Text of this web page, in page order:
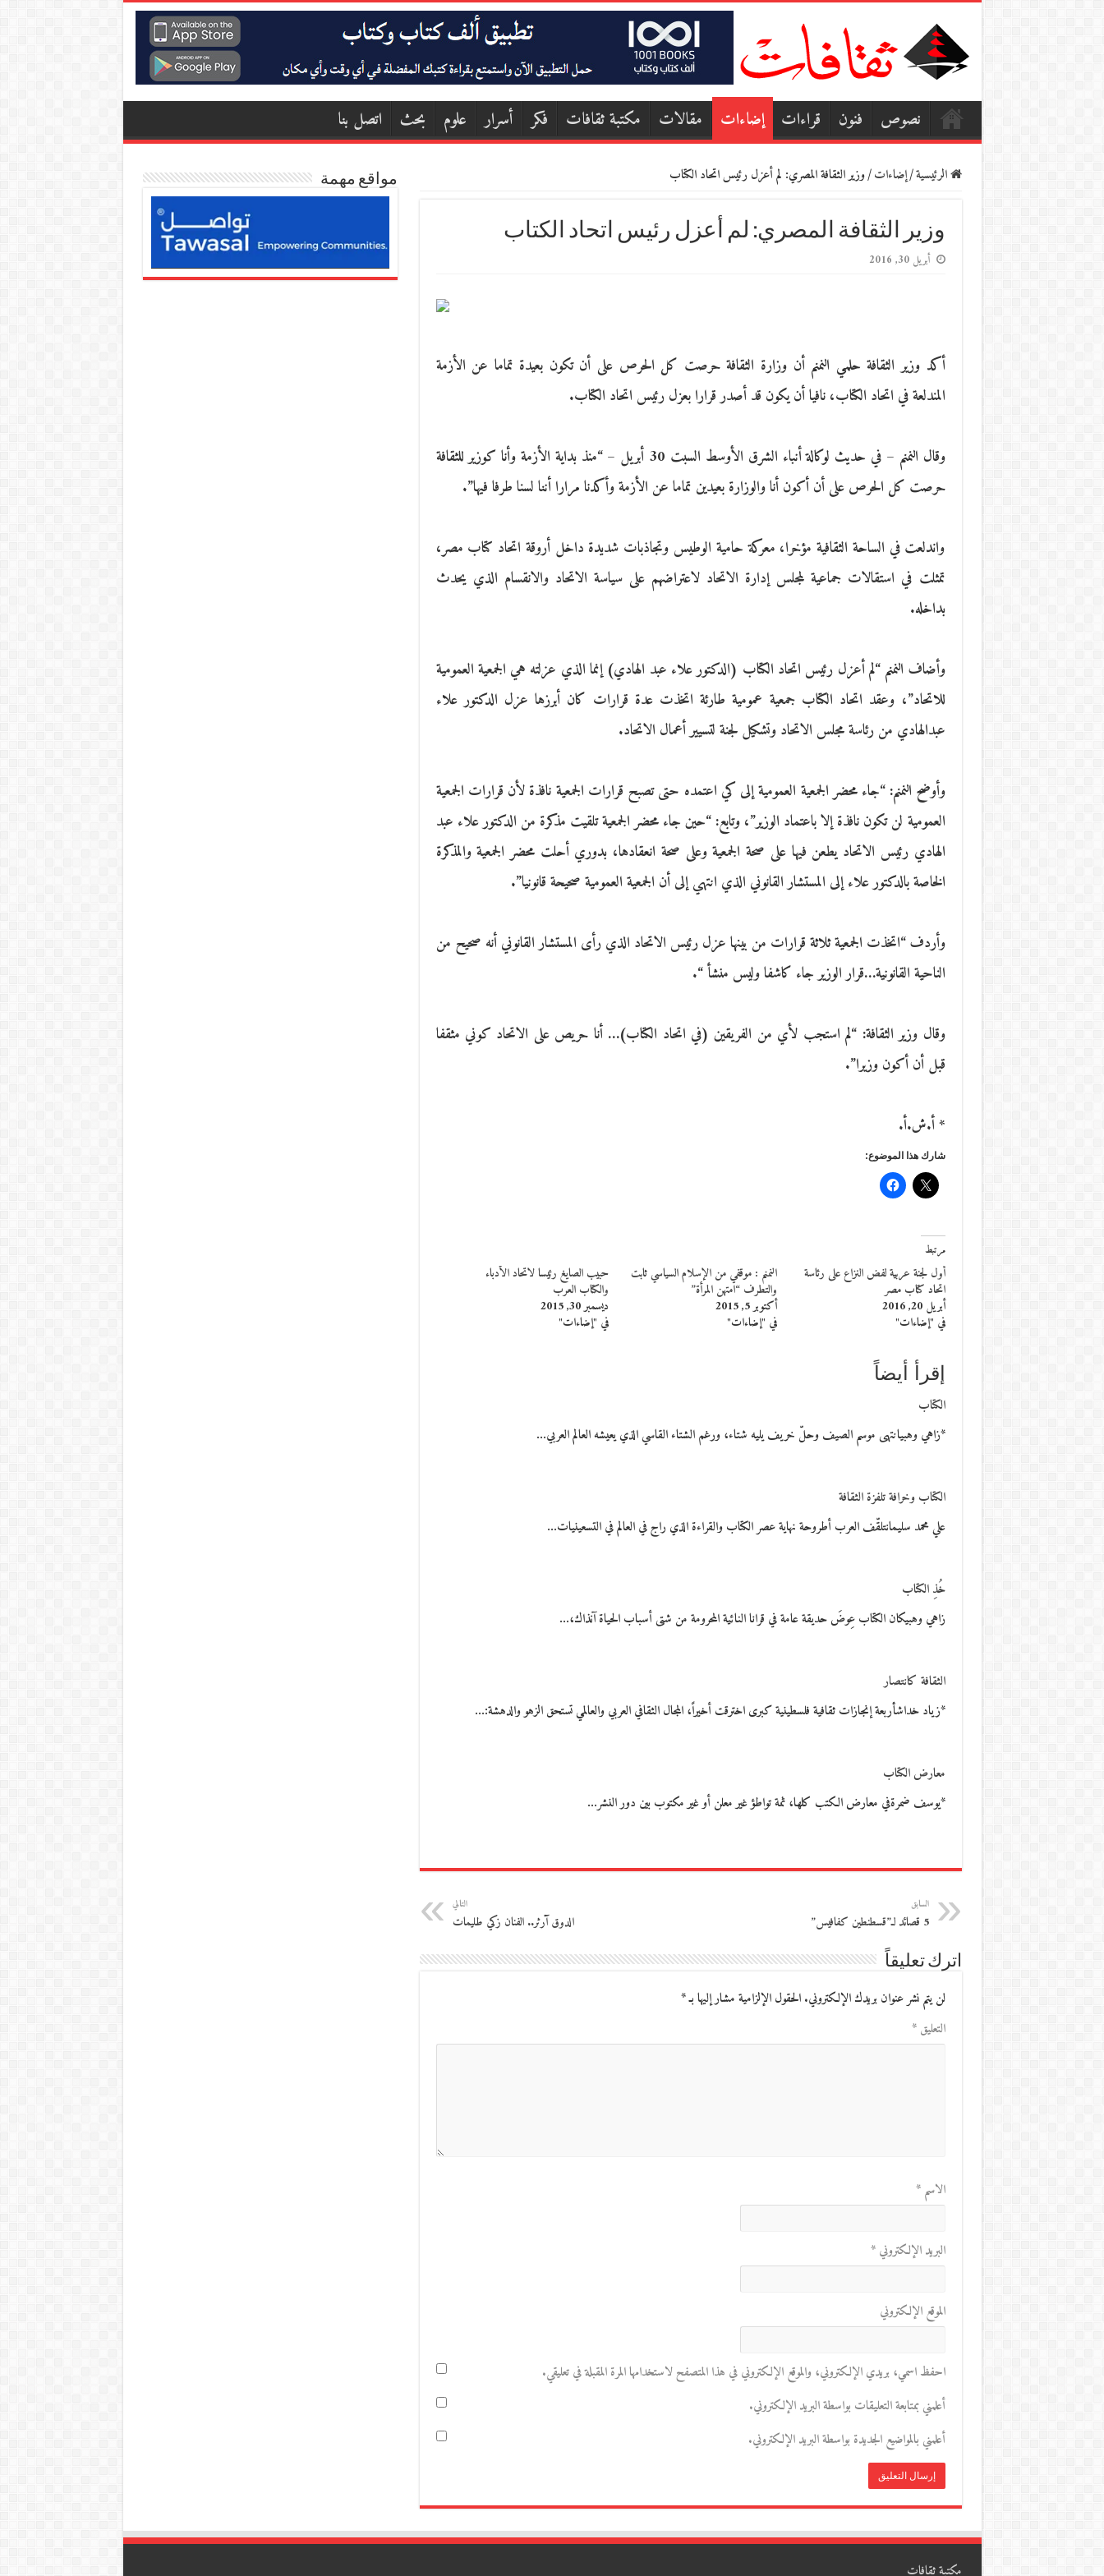
نصوص فنون قراءات إضاءات مقالات مكتبة ثقافات فكر أسرار علوم بحث اتصل بنا
الرئيسية/إضاءات/وزير الثقافة المصري: لم أعزل رئيس اتحاد الكتاب
وزير الثقافة المصري: لم أعزل رئيس اتحاد الكتاب
أبريل 30, 2016
أكد وزير الثقافة حلمي النمنم أن وزارة الثقافة حرصت كل الحرص على أن تكون بعيدة تماما عن الأزمة
المندلعة في اتحاد الكتاب، نافيا أن يكون قد أصدر قرارا بعزل رئيس اتحاد الكتاب.
وقال النمنم – في حديث لوكالة أنباء الشرق الأوسط السبت 30 أبريل – “منذ بداية الأزمة وأنا كوزير للثقافة
حرصت كل الحرص على أن أكون أنا والوزارة بعيدين تماما عن الأزمة وأكدنا مرارا أننا لسنا طرفا فيها”.
واندلعت في الساحة الثقافية مؤخرا، معركة حامية الوطيس وتجاذبات شديدة داخل أروقة اتحاد كتاب مصر،
تمثلت في استقالات جماعية لمجلس إدارة الاتحاد لاعتراضهم على سياسة الاتحاد والانقسام الذي يحدث
بداخله.
وأضاف النمنم “لم أعزل رئيس اتحاد الكتاب (الدكتور علاء عبد الهادي) إنما الذي عزلته هي الجمعية العمومية
للاتحاد”، وعقد اتحاد الكتاب جمعية عمومية طارئة اتخذت عدة قرارات كان أبرزها عزل الدكتور علاء
عبدالهادي من رئاسة مجلس الاتحاد وتشكيل لجنة لتسيير أعمال الاتحاد.
وأوضح النمنم: “جاء محضر الجمعية العمومية إلى كي اعتمده حتى تصبح قرارات الجمعية نافذة لأن قرارات الجمعية
العمومية لن تكون نافذة إلا باعتماد الوزير”، وتابع: “حين جاء محضر الجمعية تلقيت مذكرة من الدكتور علاء عبد
الهادي رئيس الاتحاد يطعن فيها على صحة الجمعية وعلى صحة انعقادها، بدوري أحلت محضر الجمعية والمذكرة
الخاصة بالدكتور علاء إلى المستشار القانوني الذي انتهي إلى أن الجمعية العمومية صحيحة قانونيا”.
وأردف “اتخذت الجمعية ثلاثة قرارات من بينها عزل رئيس الاتحاد الذي رأى المستشار القانوني أنه صحيح من
الناحية القانونية…قرار الوزير جاء كاشفا وليس منشأ “.
وقال وزير الثقافة: “لم استجب لأي من الفريقين (في اتحاد الكتاب)… أنا حريص على الاتحاد كوني مثقفا
قبل أن أكون وزيرا”.
* أ.ش.أ.
شارك هذا الموضوع:
مرتبط
أول لجنة عربية لفض النزاع على رئاسة
اتحاد كتاب مصر
أبريل 20, 2016
في "إضاءات"
النمنم : موقفي من الإسلام السياسي ثابت
والتطرف “امتهن المرأة”
أكتوبر 5, 2015
في "إضاءات"
حبيب الصايغ رئيسا لاتحاد الأدباء
والكتاب العرب
ديسمبر 30, 2015
في "إضاءات"
إقرأ أيضاً
الكتاب
*زاهي وهبيانتهى موسم الصيف وحلّ خريف يليه شتاء، ورغم الشتاء القاسي الذي يعيشه العالم العربي…
الكتاب وخرافة تلفزة الثقافة
علي محمد سليمانتلقّف العرب أطروحة نهاية عصر الكتاب والقراءة الذي راج في العالم في التسعينيات…
خُذِ الكتاب
زاهي وهبيكان الكتاب عِوضَ حديقة عامة في قرانا النائية المحرومة من شتى أسباب الحياة آنذاك،…
الثقافة كانتصار
*زياد خداشأربعة إنجازات ثقافية فلسطينية كبرى اخترقت أخيراً، المجال الثقافي العربي والعالمي تستحق الزهو والدهشة:…
معارض الكتاب
*يوسف ضمرةفي معارض الكتب كلها، ثمة تواطؤ غير معلن أو غير مكتوب بين دور النشر…
السابق
5 قصائد لـ”قسطنطين كفافيس”
التالي
الدوق آرثر.. الفنان زكي طليمات
اترك تعليقاً
لن يتم نشر عنوان بريدك الإلكتروني. الحقول الإلزامية مشار إليها بـ*
التعليق*
الاسم*
البريد الإلكتروني*
الموقع الإلكتروني
احفظ اسمي، بريدي الإلكتروني، والموقع الإلكتروني في هذا المتصفح لاستخدامها المرة المقبلة في تعليقي.
أعلمني بمتابعة التعليقات بواسطة البريد الإلكتروني.
أعلمني بالمواضيع الجديدة بواسطة البريد الإلكتروني.
مواقع مهمة
مكتبة ثقافات